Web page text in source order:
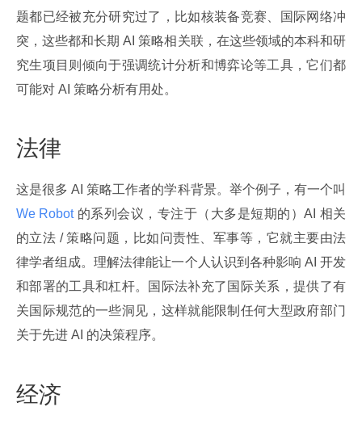
题都已经被充分研究过了，比如核装备竞赛、国际网络冲
突，这些都和长期 AI 策略相关联，在这些领域的本科和研
究生项目则倾向于强调统计分析和博弈论等工具，它们都
可能对 AI 策略分析有用处。
法律
这是很多 AI 策略工作者的学科背景。举个例子，有一个叫
We Robot 的系列会议，专注于（大多是短期的）AI 相关
的立法 / 策略问题，比如问责性、军事等，它就主要由法
律学者组成。理解法律能让一个人认识到各种影响 AI 开发
和部署的工具和杠杆。国际法补充了国际关系，提供了有
关国际规范的一些洞见，这样就能限制任何大型政府部门
关于先进 AI 的决策程序。
经济